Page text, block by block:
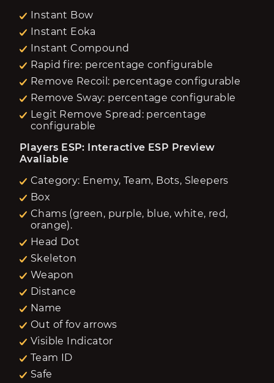
Instant Bow
Instant Eoka
Instant Compound
Rapid fire: percentage configurable
Remove Recoil: percentage configurable
Remove Sway: percentage configurable
Legit Remove Spread: percentage
configurable
Players ESP: Interactive ESP Preview
Avaliable
Category: Enemy, Team, Bots, Sleepers
Box
Chams (green, purple, blue, white, red,
orange).
Head Dot
Skeleton
Weapon
Distance
Name
Out of fov arrows
Visible Indicator
Team ID
Safe